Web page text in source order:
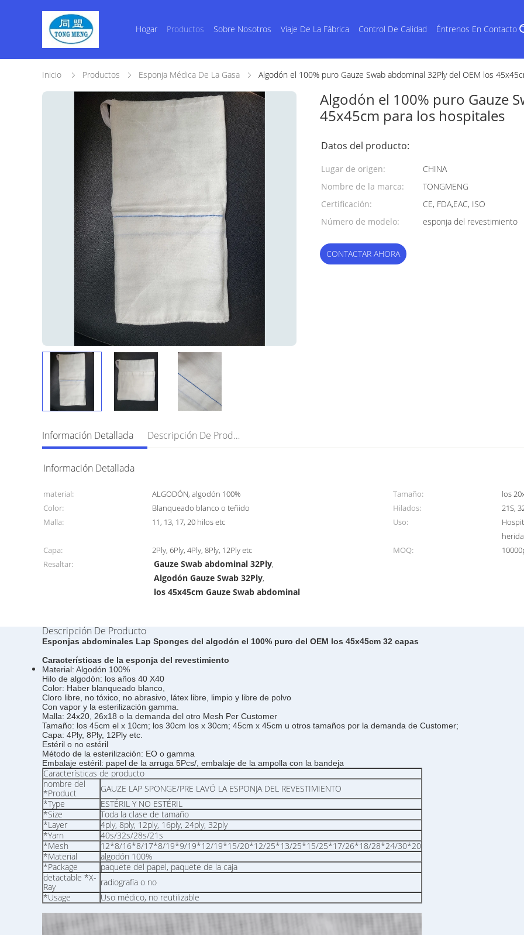
Hogar Productos Sobre Nosotros Viaje De La Fábrica Control De Calidad Éntrenos En Contacto
Inicio Productos Esponja Médica De La Gasa Algodón el 100% puro Gauze Swab abdominal 32Ply del OEM los
Algodón el 100% puro Gauze
45x45cm para los hospitales
Datos del producto:
Lugar de origen:
CHINA
Nombre de la marca:
TONGMENG
Certificación:
CE, FDA,EAC, ISO
Número de modelo:
esponja del revestimiento
CONTACTAR AHORA
Información Detallada Descripción De Producto
Información Detallada
material: ALGODÓN, algodón 100% Tamaño:
los
Color:
Blanqueado blanco o teñido Hilados:
21S,
Malla:
11, 13, 17, 20 hilos etc Uso:
Capa:
2Ply, 6Ply, 4Ply, 8Ply, 12Ply etc MOQ:
Resaltar:
Gauze Swab abdominal 32Ply,
Algodón Gauze Swab 32Ply,
los 45x45cm Gauze Swab abdominal
Descripción De Producto
Esponjas abdominales Lap Sponges del algodón el 100% puro del OEM los 45x45cm 32 capas
Características de la esponja del revestimiento
Material: Algodón 100%
Hilo de algodón: los años 40 X40
Color: Haber blanqueado blanco,
Cloro libre, no tóxico, no abrasivo, látex libre, limpio y libre de polvo
Con vapor y la esterilización gamma.
Malla: 24x20, 26x18 o la demanda del otro Mesh Per Customer
Tamaño: los 45cm el x 10cm; los 30cm los x 30cm; 45cm x 45cm u otros tamaños por la demanda de Customer;
Capa: 4Ply, 8Ply, 12Ply etc.
Estéril o no estéril
Método de la esterilización: EO o gamma
Embalaje estéril: papel de la arruga 5Pcs/, embalaje de la ampolla con la bandeja
Características de producto
nombre del
*Product
GAUZE LAP SPONGE/PRE LAVÓ LA ESPONJA DEL REVESTIMIENTO
*Type
ESTÉRIL Y NO ESTÉRIL
*Size
Toda la clase de tamaño
*Layer
4ply, 8ply, 12ply, 16ply, 24ply, 32ply
*Yarn
40s/32s/28s/21s
*Mesh
12*8/16*8/17*8/19*9/19*12/19*15/20*12/25*13/25*15/25*17/26*18/28*24/30*20
*Material
algodón 100%
*Package
paquete del papel, paquete de la caja
detactable *X-
Ray
radiografía o no
*Usage
Uso médico, no reutilizable